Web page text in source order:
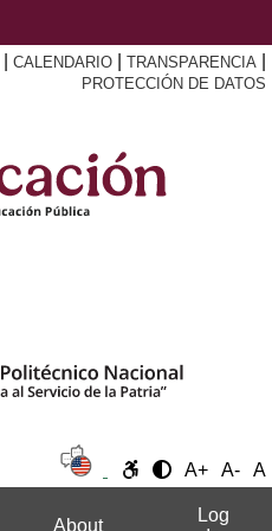
CALENDARIO TRANSPARENCIA
PROTECCIÓN DE DATOS
A+ A- A
About
Log